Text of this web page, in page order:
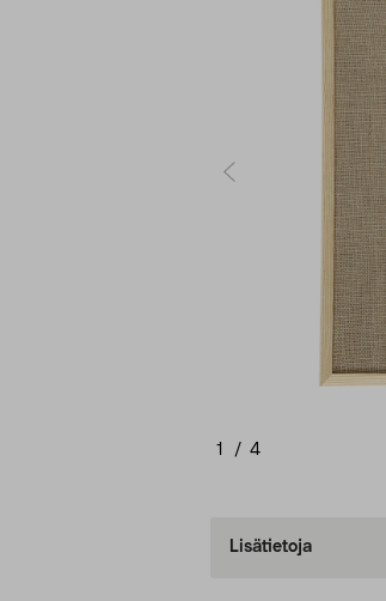
1 / 4
Lisätietoja